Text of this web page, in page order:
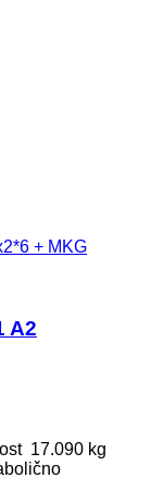
+ MKG
A2
17.090 kg